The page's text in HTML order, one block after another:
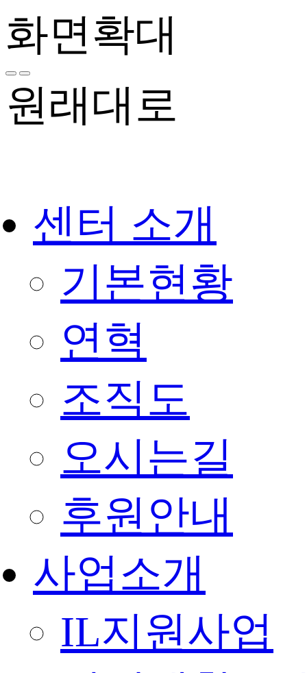
텐
츠
건
뛰
기
화면확대
원래대로
센터 소개
기본현황
연혁
조직도
오시는길
후원안내
사업소개
IL지원사업